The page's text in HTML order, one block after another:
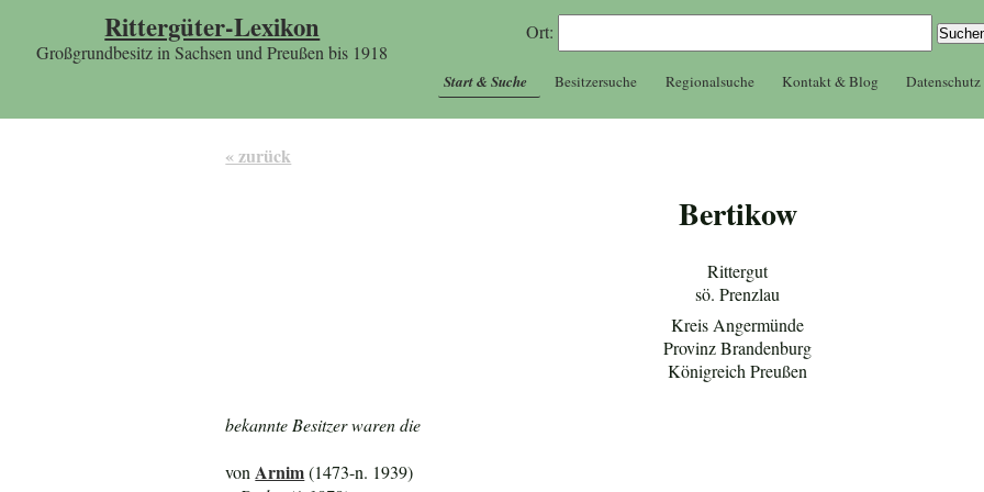
Rittergüter-Lexikon
Großgrundbesitz in Sachsen und Preußen bis 1918
Ort:
Start & Suche Besitzersuche Regionalsuche Kontakt & Blog Datenschutz
« zurück
Bertikow
Rittergut
sö. Prenzlau
Kreis Angermünde
Provinz Brandenburg
Königreich Preußen
bekannte Besitzer waren die
von Arnim(1473-n. 1939)